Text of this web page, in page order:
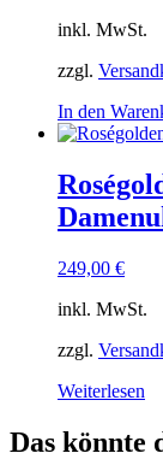
war:
inkl. MwSt.
zzgl.
In den
249,00 €
inkl. MwSt.
zzgl.
Weiterlesen
Das könnte